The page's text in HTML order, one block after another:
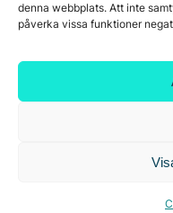
denna webbplats. Att inte
påverka vissa funktioner
7A